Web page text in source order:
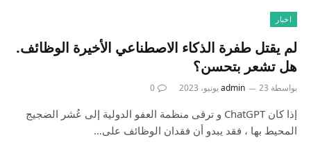
اخبار
لم يقتل طفرة الذكاء الاصطناعي الأخيرة الوظائف.
هل تشعر بتحسن؟
بواسطة admin 23 يونيو، 2023 0
إذا كان ChatGPT و ترقى منظمة العفو الدولية إلى عُشر الضجيج
المحيط بها ، فقد يبدو أن فقدان الوظائف على…